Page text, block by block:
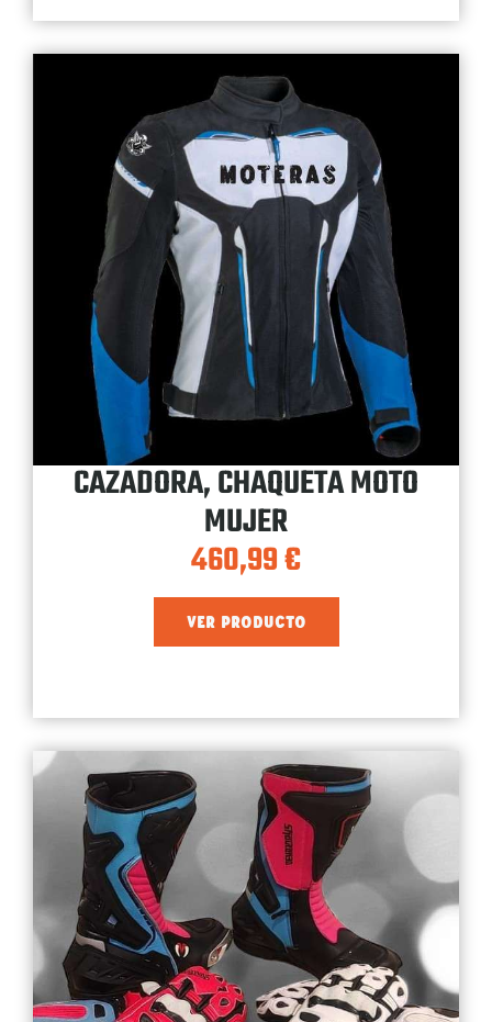
CAZADORA, CHAQUETA MOTO
MUJER
460,99€
VER PRODUCTO